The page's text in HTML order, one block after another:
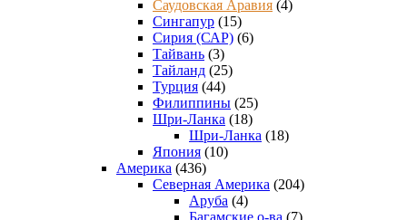
Саудовская Аравия (4)
Сингапур (15)
Сирия (САР) (6)
Тайвань (3)
Тайланд (25)
Турция (44)
Филиппины (25)
Шри-Ланка (18)
Шри-Ланка (18)
Япония (10)
Америка (436)
Северная Америка (204)
Аруба (4)
Багамские о-ва (7)